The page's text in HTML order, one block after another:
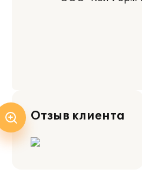
Отзыв клиента